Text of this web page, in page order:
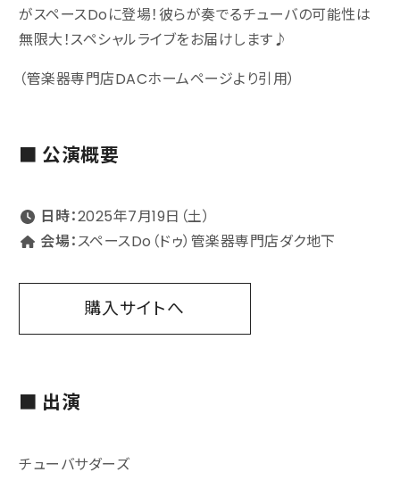
がスペースDoに登場！彼らが奏でるチューバの可能性は
無限大！スペシャルライブをお届けします♪
（管楽器専門店DACホームページより引用）
■ 公演概要
日時：2025年7月19日（土）
会場：スペースDo（ドゥ）管楽器専門店ダク地下
購入サイトへ
■ 出演
チューバサダーズ